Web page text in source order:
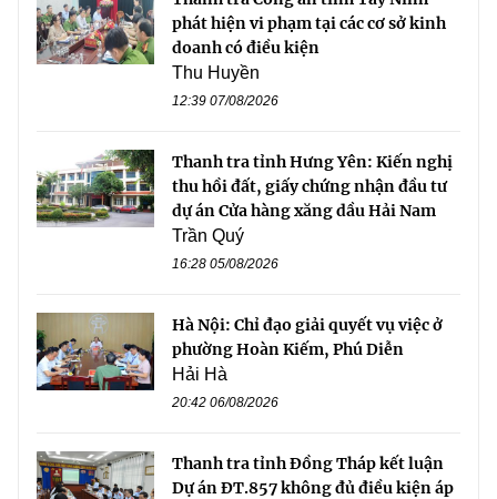
phát hiện vi phạm tại các cơ sở kinh
doanh có điều kiện
Thu Huyền
12:39 07/08/2026
Thanh tra tỉnh Hưng Yên: Kiến nghị
thu hồi đất, giấy chứng nhận đầu tư
dự án Cửa hàng xăng dầu Hải Nam
Trần Quý
16:28 05/08/2026
Hà Nội: Chỉ đạo giải quyết vụ việc ở
phường Hoàn Kiếm, Phú Diễn
Hải Hà
20:42 06/08/2026
Thanh tra tỉnh Đồng Tháp kết luận
Dự án ĐT.857 không đủ điều kiện áp